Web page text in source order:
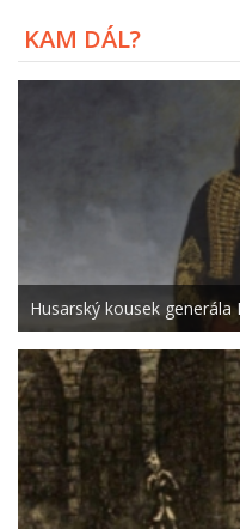
KAM DÁL?
Husarský kousek generála